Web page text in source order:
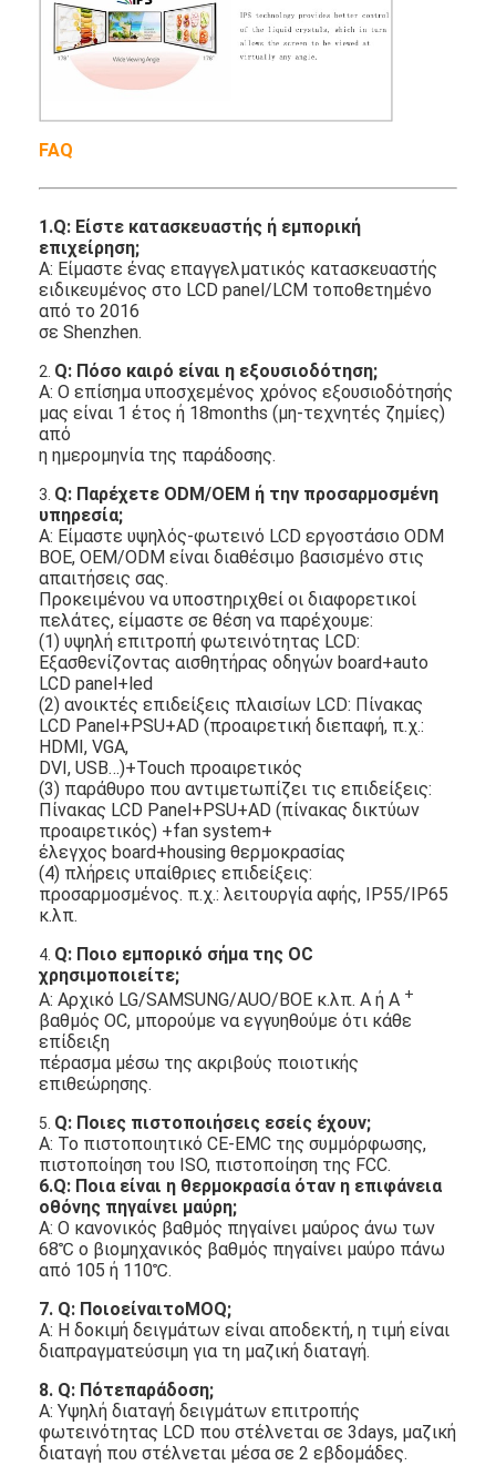
FAQ
1.Q: Είστε κατασκευαστής ή εμπορική
επιχείρηση;
Α: Είμαστε ένας επαγγελματικός κατασκευαστής
ειδικευμένος στο LCD panel/LCM τοποθετημένο
από το 2016
σε Shenzhen.
2. Q: Πόσο καιρό είναι η εξουσιοδότηση;
Α: Ο επίσημα υποσχεμένος χρόνος εξουσιοδότησής
μας είναι 1 έτος ή 18months (μη-τεχνητές ζημίες)
από
η ημερομηνία της παράδοσης.
3. Q: Παρέχετε ODM/OEM ή την προσαρμοσμένη
υπηρεσία;
Α: Είμαστε υψηλός-φωτεινό LCD εργοστάσιο ODM
BOE, OEM/ODM είναι διαθέσιμο βασισμένο στις
απαιτήσεις σας.
Προκειμένου να υποστηριχθεί οι διαφορετικοί
πελάτες, είμαστε σε θέση να παρέχουμε:
(1) υψηλή επιτροπή φωτεινότητας LCD:
Εξασθενίζοντας αισθητήρας οδηγών board+auto
LCD panel+led
(2) ανοικτές επιδείξεις πλαισίων LCD: Πίνακας
LCD Panel+PSU+AD (προαιρετική διεπαφή, π.χ.:
HDMI, VGA,
DVI, USB…)+Touch προαιρετικός
(3) παράθυρο που αντιμετωπίζει τις επιδείξεις:
Πίνακας LCD Panel+PSU+AD (πίνακας δικτύων
προαιρετικός) +fan system+
έλεγχος board+housing θερμοκρασίας
(4) πλήρεις υπαίθριες επιδείξεις:
προσαρμοσμένος. π.χ.: λειτουργία αφής, IP55/IP65
κ.λπ.
4. Q: Ποιο εμπορικό σήμα της OC
χρησιμοποιείτε;
Α: Αρχικό LG/SAMSUNG/AUO/BOE κ.λπ. Α ή Α +
βαθμός OC, μπορούμε να εγγυηθούμε ότι κάθε
επίδειξη
πέρασμα μέσω της ακριβούς ποιοτικής
επιθεώρησης.
5. Q: Ποιες πιστοποιήσεις εσείς έχουν;
Α: Το πιστοποιητικό CE-EMC της συμμόρφωσης,
πιστοποίηση του ISO, πιστοποίηση της FCC.
6.Q: Ποια είναι η θερμοκρασία όταν η επιφάνεια
οθόνης πηγαίνει μαύρη;
Α: Ο κανονικός βαθμός πηγαίνει μαύρος άνω των
68℃ ο βιομηχανικός βαθμός πηγαίνει μαύρο πάνω
από 105 ή 110℃.
7. Q: ΠοιοείναιτοMOQ;
Α: Η δοκιμή δειγμάτων είναι αποδεκτή, η τιμή είναι
διαπραγματεύσιμη για τη μαζική διαταγή.
8. Q: Πότεπαράδοση;
Α: Υψηλή διαταγή δειγμάτων επιτροπής
φωτεινότητας LCD που στέλνεται σε 3days, μαζική
διαταγή που στέλνεται μέσα σε 2 εβδομάδες.